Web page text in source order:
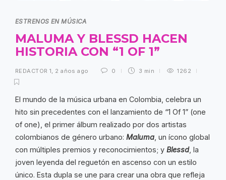
ESTRENOS EN MÚSICA
MALUMA Y BLESSD HACEN
HISTORIA CON “1 OF 1”
REDACTOR 1, 2 años ago 0 3 min 1262
El mundo de la música urbana en Colombia, celebra un
hito sin precedentes con el lanzamiento de “1 Of 1” (one
of one), el primer álbum realizado por dos artistas
colombianos de género urbano: Maluma , un ícono global
con múltiples premios y reconocimientos; y Blessd, la
joven leyenda del reguetón en ascenso con un estilo
único. Esta dupla se une para crear una obra que refleja